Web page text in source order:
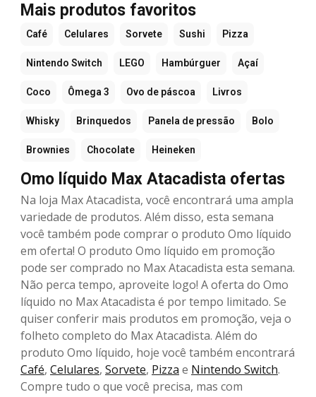
Mais produtos favoritos
Café Celulares Sorvete Sushi Pizza
Nintendo Switch LEGO Hambúrguer Açaí
Coco Ômega 3 Ovo de páscoa Livros
Whisky Brinquedos Panela de pressão Bolo
Brownies Chocolate Heineken
Omo líquido Max Atacadista ofertas
Na loja Max Atacadista, você encontrará uma ampla
variedade de produtos. Além disso, esta semana
você também pode comprar o produto Omo líquido
em oferta! O produto Omo líquido em promoção
pode ser comprado no Max Atacadista esta semana.
Não perca tempo, aproveite logo! A oferta do Omo
líquido no Max Atacadista é por tempo limitado. Se
quiser conferir mais produtos em promoção, veja o
folheto completo do Max Atacadista. Além do
produto Omo líquido, hoje você também encontrará
Café, Celulares, Sorvete, Pizza e Nintendo Switch.
Compre tudo o que você precisa, mas com